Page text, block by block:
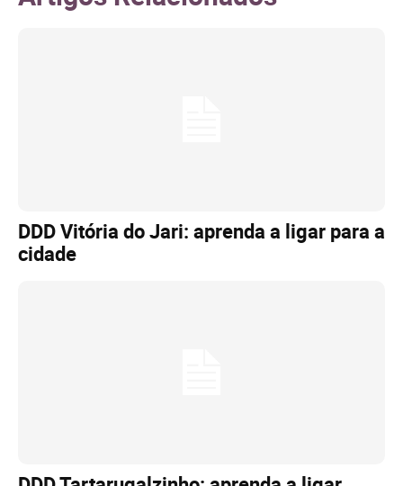
DDD Vitória do Jari: aprenda a ligar para a
cidade